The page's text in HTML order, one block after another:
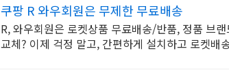
쿠팡 R 와우회원은 무제한 무료배송
R, 와우회원은 로켓상품 무료배송/반품, 정품 브
교체? 이제 걱정 말고, 간편하게 설치하고 로켓배